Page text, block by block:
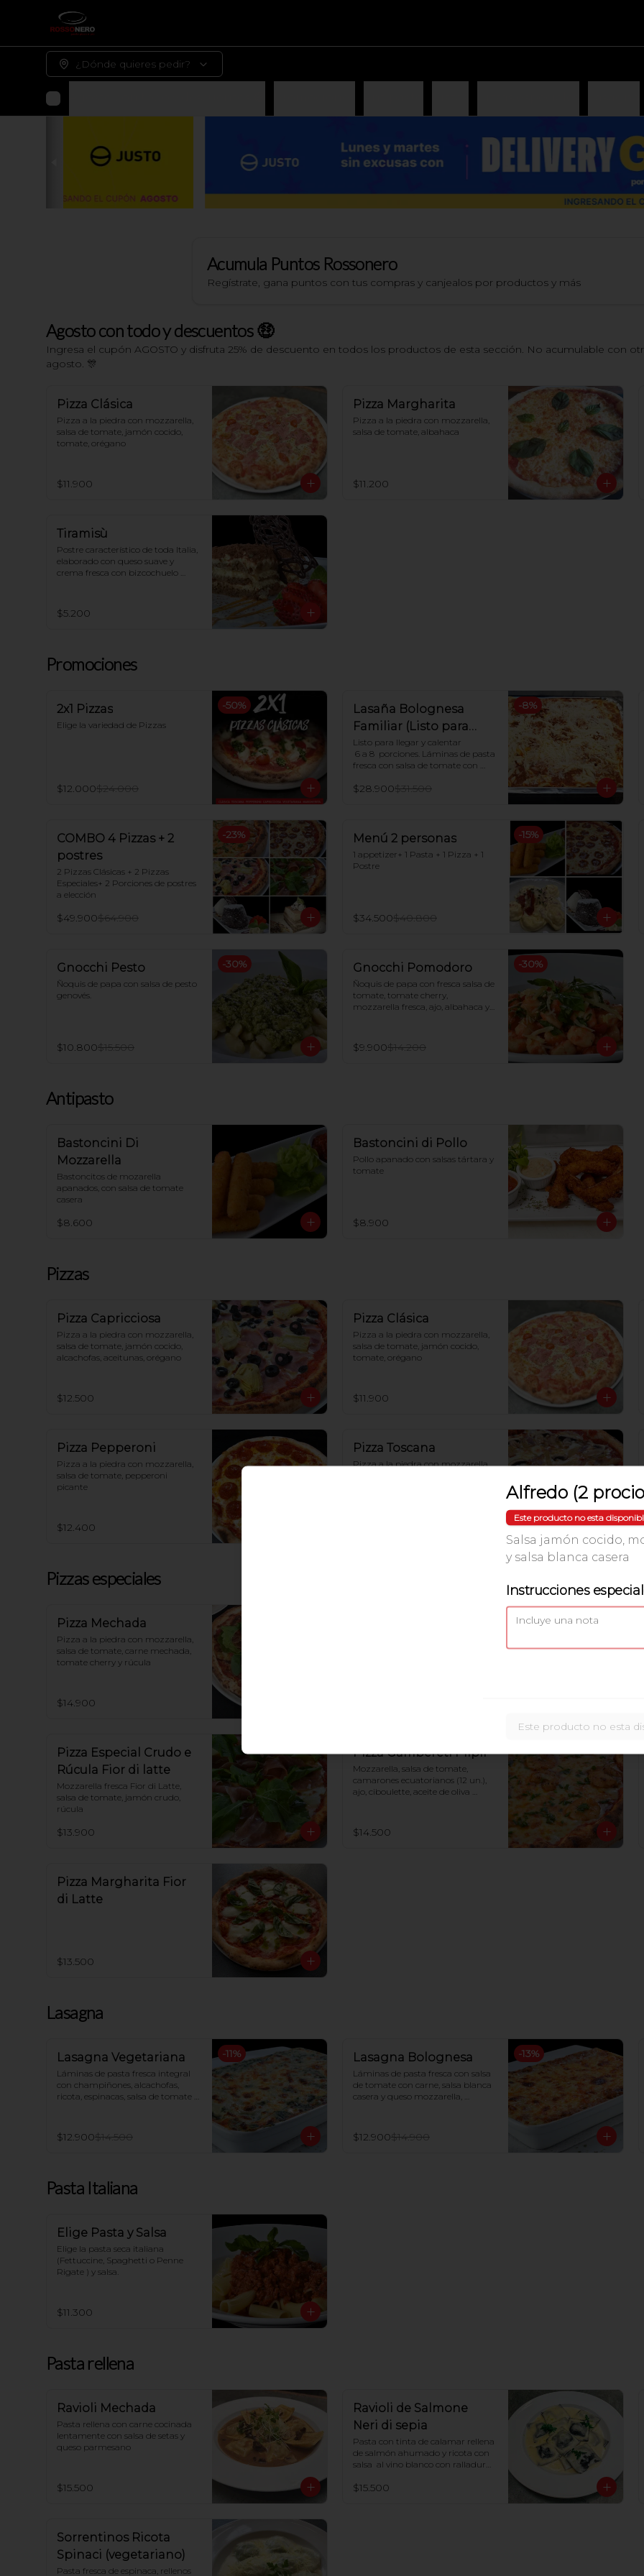
¿Dónde quieres pedir?
Acumula Puntos Rossonero
Regístrate, gana puntos con tus compras y canjealos por productos y más
Agosto con todo y descuentos 🤑
Ingresa el cupón AGOSTO y disfruta 25% de descuento en todos los productos de esta sección. No acumulable con
agosto. 🎊
Pizza Clásica
Pizza a la piedra con mozzarella,
salsa de tomate, jamón cocido,
tomate, orégano
$11.900
Pizza Margharita
Pizza a la piedra con mozzarella,
salsa de tomate, albahaca
$11.200
Tiramisù
Postre característico de toda Italia,
elaborado con queso suave y
crema fresca con bizcochuelo
$5.200
Promociones
-50%
2x1 Pizzas
Elige la variedad de Pizzas
$12.000$24.000
-8%
Lasaña Bolognesa
Familiar (Listo para
hornear en casa)
Listo para llegar y calentar
6 a 8  porciones. Láminas de pasta
fresca con salsa de tomate con
mozzarella
horno a 180ºC y Poner en horno
por 30 minutos.
$28.900$31.500
-23%
COMBO 4 Pizzas + 2
postres
2 Pizzas Clásicas + 2 Pizzas
Especiales+ 2 Porciones de postres
a elección
$49.900$64.900
-15%
Menú 2 personas
1 appetizer+ 1 Pasta + 1 Pizza + 1
Postre
$34.500$40.800
-30%
Gnocchi Pesto
Ñoquis de papa con salsa de pesto
genovés.
$10.800$15.500
-30%
Gnocchi Pomodoro
Ñoquis de papa con fresca salsa de
tomate, tomate cherry,
mozzarella fresca, ajo, albahaca y
$9.900$14.200
Antipasto
Bastoncini Di
Mozzarella
Bastoncitos de mozarella
apanados, con salsa de tomate
casera
$8.600
Bastoncini di Pollo
Pollo apanado con salsas tártara y
tomate
$8.900
Pizzas
Pizza Capricciosa
Pizza a la piedra con mozzarella,
salsa de tomate, jamón cocido,
alcachofas, aceitunas, orégano
$12.500
Pizza Clásica
Pizza a la piedra con mozzarella,
salsa de tomate, jamón cocido,
tomate, orégano
$11.900
Pizza Pepperoni
Pizza a la piedra con mozzarella,
salsa de tomate, pepperoni
picante
$12.400
Pizza Toscana
Pizza a la piedra con mozzarella,
Pizzas especiales
Pizza Mechada
Pizza a la piedra con mozzarella,
salsa de tomate, carne mechada,
tomate cherry y rúcula
$14.900
Pizza Especial Crudo e
Rúcula Fior di latte
Mozzarella fresca Fior di Latte,
salsa de tomate, jamón crudo,
rúcula
$13.900
Pizza Gambereti Pilpil
Mozzarella, salsa de tomate,
camarones ecuatorianos (12 un.),
ajo, ciboulette, aceite de oliva
$14.500
Pizza Margharita Fior
di Latte
$13.500
Lasagna
-11%
Lasagna Vegetariana
Láminas de pasta fresca integral
con champiñones, alcachofas,
ricota, espinacas, salsa de tomate y
$12.900$14.500
-13%
Lasagna Bolognesa
Láminas de pasta fresca con salsa
de tomate con carne, salsa blanca
casera y queso mozzarella,
$12.900$14.900
Pasta Italiana
Elige Pasta y Salsa
Elige la pasta seca italiana
(Fettuccine, Spaghetti o Penne
Rigate ) y salsa.
$11.300
Pasta rellena
Ravioli Mechada
Pasta rellena con carne cocinada
lentamente con salsa de setas y
queso parmesano
$15.500
Ravioli de Salmone
Neri di sepia
Pasta con tinta de calamar rellena
de salmón ahumado y ricota con
salsa  al vino blanco con ralladura
$15.500
Sorrentinos Ricota
Spinaci (vegetariano)
Pasta fresca de espinaca, rellenos
Alfredo (2
Este producto no esta
Salsa jamón cocido,
y salsa blanca casera
Instrucciones
Este producto no esta